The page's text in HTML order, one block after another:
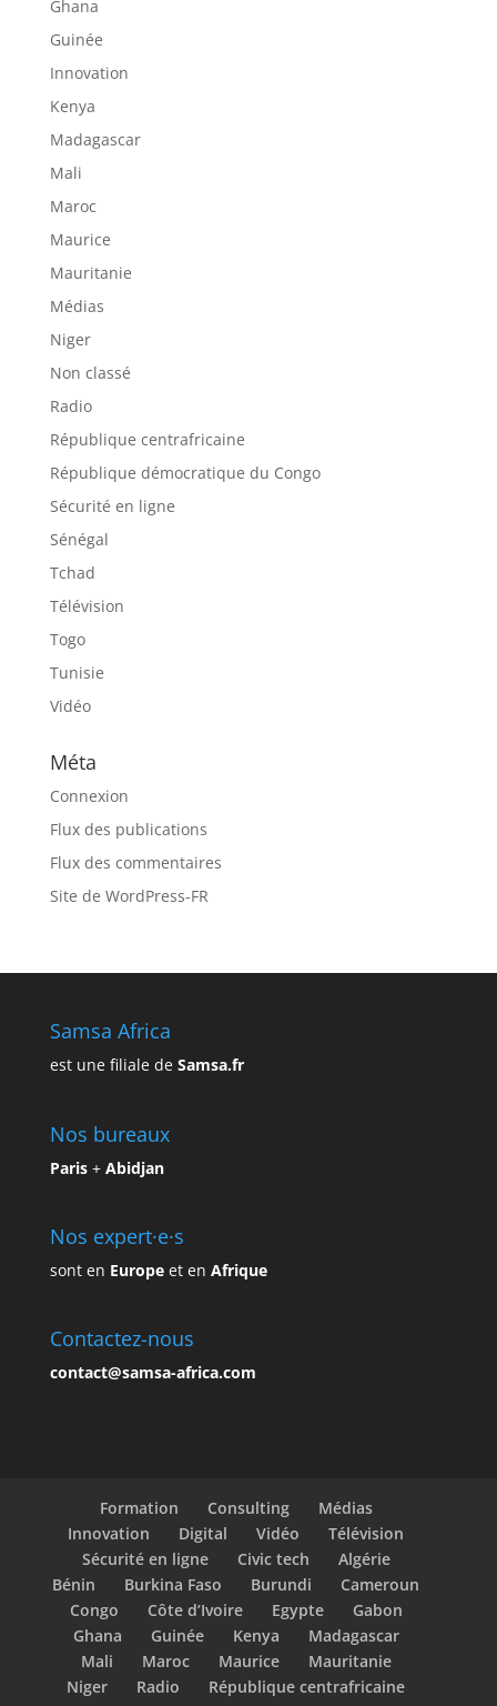
Ghana
Guinée
Innovation
Kenya
Madagascar
Mali
Maroc
Maurice
Mauritanie
Médias
Niger
Non classé
Radio
République centrafricaine
République démocratique du Congo
Sécurité en ligne
Sénégal
Tchad
Télévision
Togo
Tunisie
Vidéo
Méta
Connexion
Flux des publications
Flux des commentaires
Site de WordPress-FR
Samsa Africa
est une filiale de Samsa.fr
Nos bureaux
Paris+ Abidjan
Nos expert·e·s
sont en Europeet en Afrique
Contactez-nous
contact@samsa-africa.com
Formation Consulting
Médias
Innovation
Digital Vidéo
Télévision
Sécurité en ligne
Civic tech
Algérie
Bénin
Burkina Faso Burundi
Cameroun
Congo
Côte d’Ivoire Egypte
Gabon
Ghana
Guinée Kenya
Madagascar
Mali
Maroc Maurice
Mauritanie
Niger
Radio
République centrafricaine